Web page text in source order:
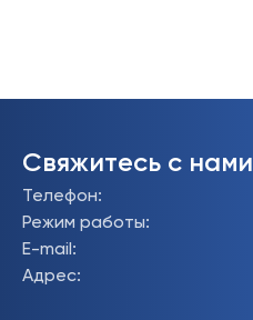
Свяжитесь с нами
Телефон:
Режим работы:
E-mail :
Адрес: